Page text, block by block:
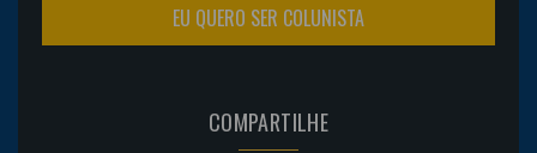
EU QUERO SER COLUNISTA
COMPARTILHE